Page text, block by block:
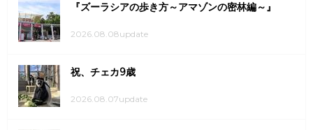
『ズーラシアの歩き方～アマゾンの密林編～』
2026.08.08update
祝、チェカ9歳
2026.08.07update